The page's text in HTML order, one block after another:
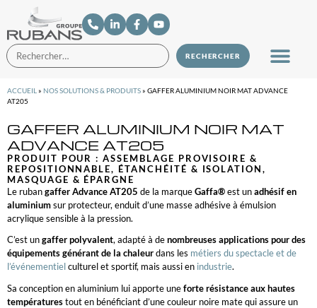
ACCUEIL » NOS SOLUTIONS & PRODUITS» GAFFER ALUMINIUM NOIR MAT ADVANCE
AT205
GAFFER ALUMINIUM NOIR MAT
ADVANCE AT205
PRODUIT POUR :ASSEMBLAGE PROVISOIRE &
REPOSITIONNABLE, ÉTANCHÉITÉ & ISOLATION,
MASQUAGE & ÉPARGNE
Le rubangaffer Advance AT205 de la marqueGaffa®est unadhésif en
aluminiumsur protecteur, enduit d’une masse adhésive à émulsion
acrylique sensible à la pression.
C’est ungaffer polyvalent, adapté à denombreuses applications pour des
équipements générant de la chaleurdans les métiers du spectacle et de
l’événementielculturel et sportif, mais aussi en industrie.
Sa conception en aluminium lui apporte uneforte résistance aux hautes
températurestout en bénéficiant d’une couleur noire mate qui assure un